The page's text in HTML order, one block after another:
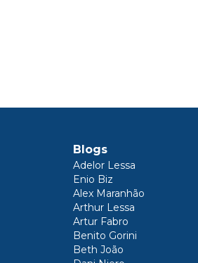
Blogs
Adelor Lessa
Enio Biz
Alex Maranhão
Arthur Lessa
Artur Fabro
Benito Gorini
Beth João